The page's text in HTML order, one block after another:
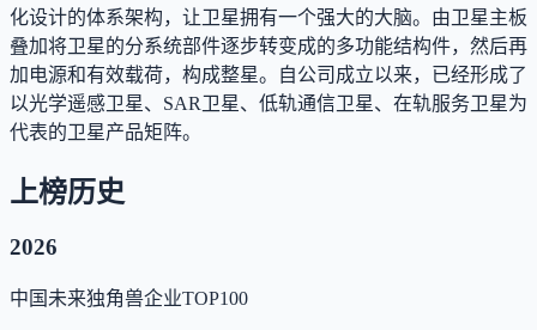
化设计的体系架构，让卫星拥有一个强大的大脑。由卫星主板
叠加将卫星的分系统部件逐步转变成的多功能结构件，然后再
加电源和有效载荷，构成整星。自公司成立以来，已经形成了
以光学遥感卫星、SAR卫星、低轨通信卫星、在轨服务卫星为
代表的卫星产品矩阵。
上榜历史
2026
中国未来独角兽企业TOP100